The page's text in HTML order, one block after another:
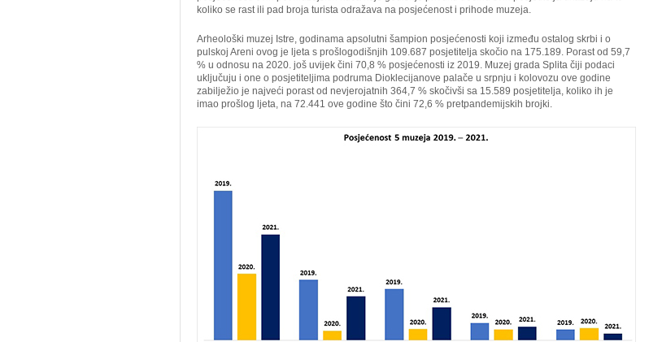
koliko se rast ili pad broja turista odražava na posjećenost i prihode muzeja.
Arheološki muzej Istre, godinama apsolutni šampion posjećenosti koji između ostalog skrbi i o
pulskoj Areni ovog je ljeta s prošlogodišnjih 109.687 posjetitelja skočio na 175.189. Porast od 59,7
% u odnosu na 2020. još uvijek čini 70,8 % posjećenosti iz 2019. Muzej grada Splita čiji podaci
uključuju i one o posjetiteljima podruma Dioklecijanove palače u srpnju i kolovozu ove godine
zabilježio je najveći porast od nevjerojatnih 364,7 % skočivši sa 15.589 posjetitelja, koliko ih je
imao prošlog ljeta, na 72.441 ove godine što čini 72,6 % pretpandemijskih brojki.